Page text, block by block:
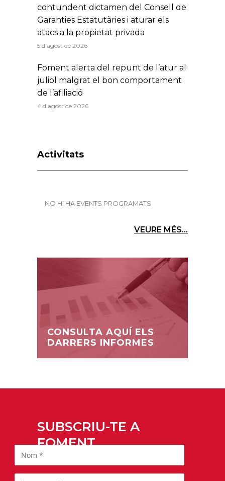
contundent dictamen del Consell de
Garanties Estatutàries i aturar els
atacs a la propietat privada
5 d'agost de 2026
Foment alerta del repunt de l’atur al
juliol malgrat el bon comportament
de l’afiliació
4 d'agost de 2026
Activitats
NO HI HA EVENTS PROGRAMATS
VEURE MÉS...
CONSULTA AQUÍ ELS
DARRERS INFORMES
SUBSCRIU-TE A
FOMENT